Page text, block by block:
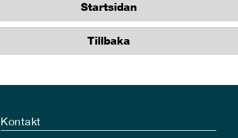
Startsidan
Tillbaka
Kontakt